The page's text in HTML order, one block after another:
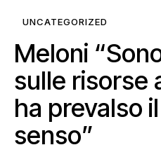
UNCATEGORIZED
Meloni
sulle risorse
ha prevalso
senso”